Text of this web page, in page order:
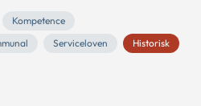
Kompetence
Serviceloven Historisk